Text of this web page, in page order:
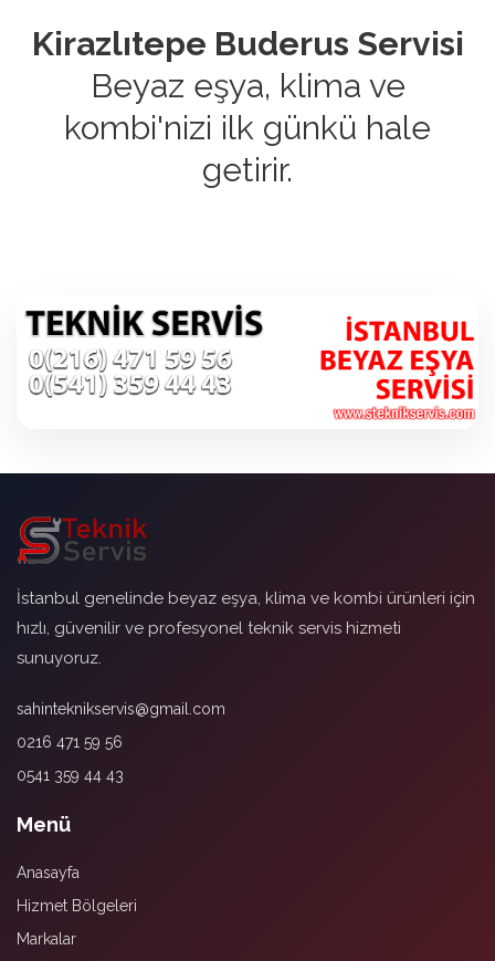
Kirazlıtepe Buderus Servisi
Beyaz eşya, klima ve
kombi'nizi ilk günkü hale
getirir.
İstanbul genelinde beyaz eşya, klima ve kombi ürünleri için
hızlı, güvenilir ve profesyonel teknik servis hizmeti
sunuyoruz.
sahinteknikservis@gmail.com
0216 471 59 56
0541 359 44 43
Menü
Anasayfa
Hizmet Bölgeleri
Markalar